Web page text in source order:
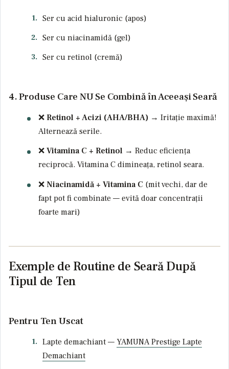
Ser cu acid hialuronic (apos)
Ser cu niacinamidă (gel)
Ser cu retinol (cremă)
4. Produse Care NU Se Combină în Aceeași Seară
❌ Retinol + Acizi (AHA/BHA)→ Iritație maximă!
Alternează serile.
❌ Vitamina C + Retinol → Reduc eficiența
reciprocă. Vitamina C dimineața, retinol seara.
❌ Niacinamidă + Vitamina C (mit vechi, dar de
fapt pot fi combinate — evită doar concentrații
foarte mari)
Exemple de Routine de Seară După
Tipul de Ten
Pentru Ten Uscat
Lapte demachiant — YAMUNA Prestige Lapte
Demachiant